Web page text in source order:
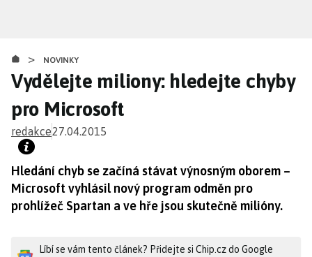
obsahu
> NOVINKY
Vydělejte miliony: hledejte chyby
pro Microsoft
redakce27.04.2015
Hledání chyb se začíná stávat výnosným oborem –
Microsoft vyhlásil nový program odměn pro
prohlížeč Spartan a ve hře jsou skutečně milióny.
Líbí se vám tento článek? Přidejte si Chip.cz do Google